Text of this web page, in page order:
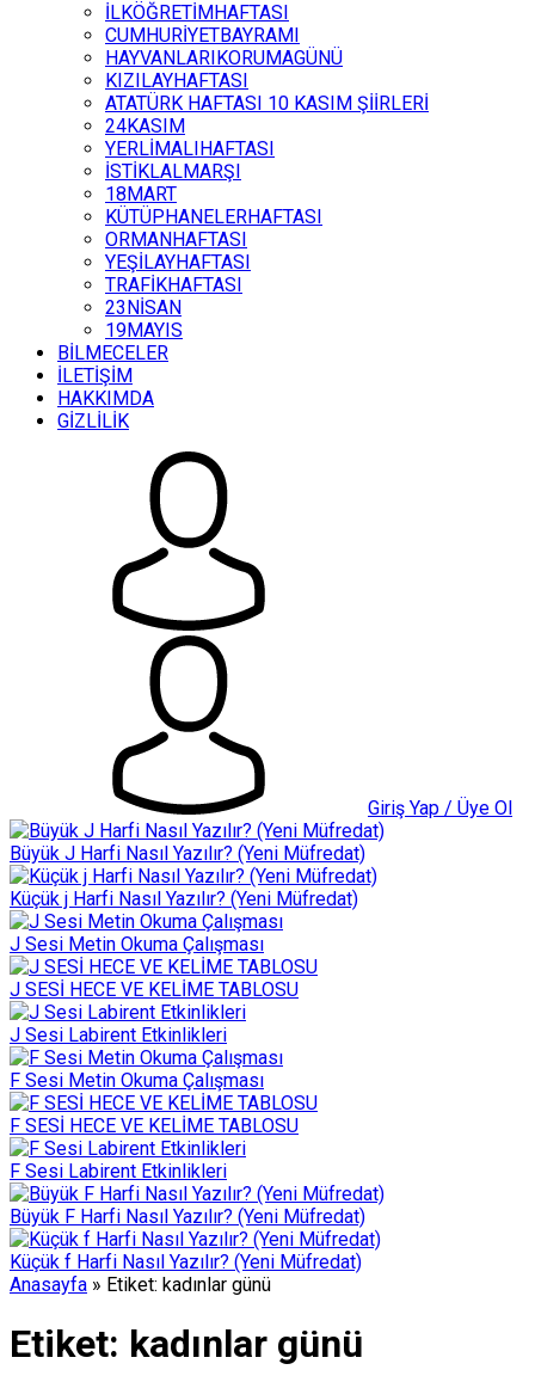
İLKÖĞRETİMHAFTASI
CUMHURİYETBAYRAMI
HAYVANLARIKORUMAGÜNÜ
KIZILAYHAFTASI
ATATÜRK HAFTASI 10 KASIM ŞİİRLERİ
24KASIM
YERLİMALIHAFTASI
İSTİKLALMARŞI
18MART
KÜTÜPHANELERHAFTASI
ORMANHAFTASI
YEŞİLAYHAFTASI
TRAFİKHAFTASI
23NİSAN
19MAYIS
BİLMECELER
İLETİŞİM
HAKKIMDA
GİZLİLİK
Giriş Yap / Üye Ol
Büyük J Harfi Nasıl Yazılır? (Yeni Müfredat)
Küçük j Harfi Nasıl Yazılır? (Yeni Müfredat)
J Sesi Metin Okuma Çalışması
J SESİ HECE VE KELİME TABLOSU
J Sesi Labirent Etkinlikleri
F Sesi Metin Okuma Çalışması
F SESİ HECE VE KELİME TABLOSU
F Sesi Labirent Etkinlikleri
Büyük F Harfi Nasıl Yazılır? (Yeni Müfredat)
Küçük f Harfi Nasıl Yazılır? (Yeni Müfredat)
Anasayfa » Etiket: kadınlar günü
Etiket: kadınlar günü